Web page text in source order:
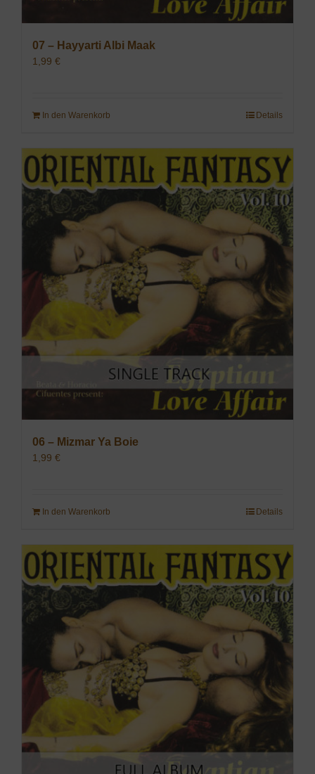
07 – Hayyarti Albi Maak
1,99 €
In den Warenkorb Details
06 – Mizmar Ya Boie
1,99 €
In den Warenkorb Details